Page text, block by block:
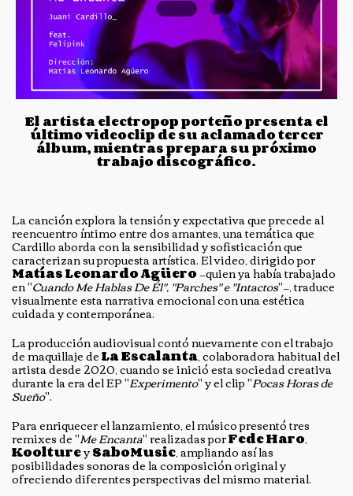
El artista electropop porteño presenta el
último videoclip de su aclamado tercer
álbum, mientras prepara su próximo
trabajo discográfico.
La canción explora la tensión y expectativa que precede al
reencuentro íntimo entre dos amantes, una temática que
Cardillo aborda con la sensibilidad y sofisticación que
caracterizan su propuesta artística. El video, dirigido por
Matías Leonardo Agüero—quien ya había trabajado
en "Cuando Me Hablas De Él", "Parches" e "Intactos"—, traduce
visualmente esta narrativa emocional con una estética
cuidada y contemporánea.
La producción audiovisual contó nuevamente con el trabajo
de maquillaje deLa Escalanta, colaboradora habitual del
artista desde 2020, cuando se inició esta sociedad creativa
durante la era del EP "Experimento" y el clip "Pocas Horas de
Sueño".
Para enriquecer el lanzamiento, el músico presentó tres
remixes de "Me Encanta" realizadas porFede Haro,
KooltureySaboMusic, ampliando así las
posibilidades sonoras de la composición original y
ofreciendo diferentes perspectivas del mismo material.